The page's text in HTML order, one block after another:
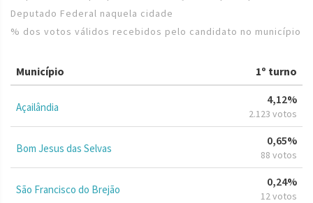
Deputado Federal naquela cidade
% dos votos válidos recebidos pelo candidato no município
Município 1º turno
Açailândia
4,12%
2.123 votos
Bom Jesus das Selvas
0,65%
88 votos
São Francisco do Brejão
0,24%
12 votos